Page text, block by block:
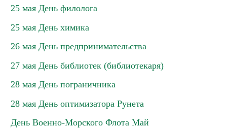
25 мая День филолога
25 мая День химика
26 мая День предпринимательства
27 мая День библиотек (библиотекаря)
28 мая День пограничника
28 мая День оптимизатора Рунета
День Военно-Морского Флота Май